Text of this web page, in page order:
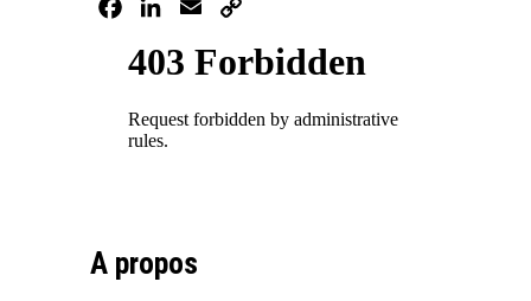
FacebookLinkedIn
Email
A propos